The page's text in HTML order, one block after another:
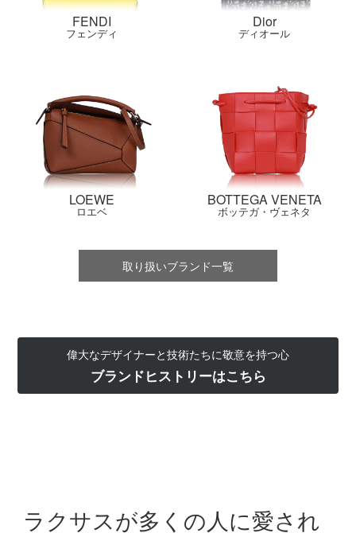
FENDI
フェンディ
Dior
ディオール
LOEWE
ロエベ
BOTTEGA VENETA
ボッテガ・ヴェネタ
取り扱いブランド一覧
偉大なデザイナーと技術たちに敬意を持つ心
ブランドヒストリーはこちら
ラクサスが多くの人に愛され